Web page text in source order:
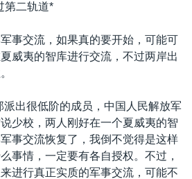
第二轨道*
事交流，如果真的要开始，可能可
威夷的智库进行交流，不过两岸出
派出很低阶的成员，中国人民解放军
少校，两人刚好在一个夏威夷的智
事交流恢复了，我倒不觉得是这样
事情，一定要有各自授权。不过，
进行真正实质的军事交流，可能不